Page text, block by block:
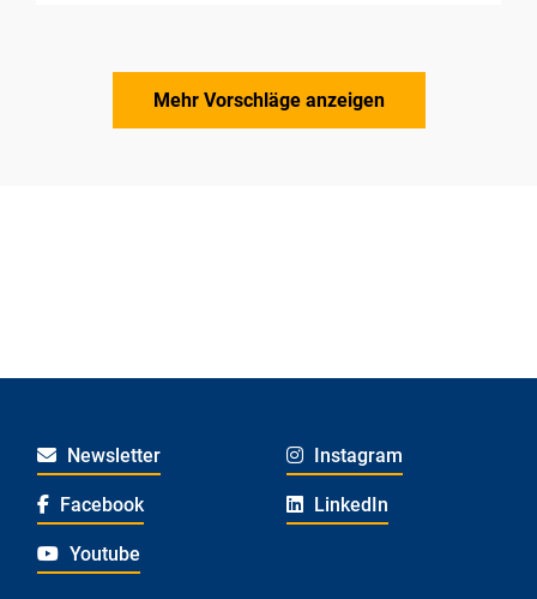
Mehr Vorschläge anzeigen
Newsletter Instagram
Facebook LinkedIn
Youtube